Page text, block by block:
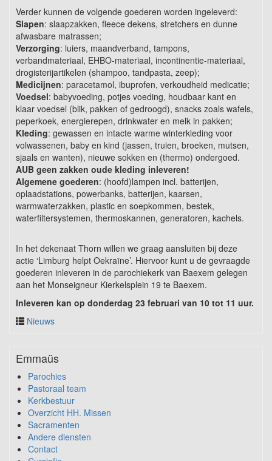
Verder kunnen de volgende goederen worden ingeleverd:
Slapen: slaapzakken, fleece dekens, stretchers en dunne
afwasbare matrassen;
Verzorging: luiers, maandverband, tampons,
verbandmateriaal, EHBO-materiaal, incontinentie-materiaal,
drogisterijartikelen (shampoo, tandpasta, zeep);
Medicijnen: paracetamol, ibuprofen, verkoudheid medicatie;
Voedsel: babyvoeding, potjes voeding, houdbaar kant en
klaar voedsel (blik, pakken of gedroogd), snacks zoals wafels,
peperkoek, energierepen, drinkwater en melk in pakken;
Kleding: gewassen en intacte warme winterkleding voor
volwassenen, baby en kind (jassen, truien, broeken, mutsen,
sjaals en wanten), nieuwe sokken en (thermo) ondergoed.
AUB geen zakken oude kleding inleveren!
Algemene goederen: (hoofd)lampen incl. batterijen,
oplaadstations, powerbanks, batterijen, kaarsen,
warmwaterzakken, plastic en soepkommen, bestek,
waterfiltersystemen, thermoskannen, generatoren, kachels.
In het dekenaat Thorn willen we graag aansluiten bij deze
actie ‘Limburg helpt Oekraïne’. Hiervoor kunt u de gevraagde
goederen inleveren in de parochiekerk van Baexem gelegen
aan het Monseigneur Kierkelsplein 19 te Baexem.
Inleveren kan op donderdag 23 februari van 10 tot 11 uur.
Nieuws
Emmaüs
Parochies
Pastoraal team
Kerkbestuur
Overzicht HH. Missen
Sacramenten
Andere diensten
Contact